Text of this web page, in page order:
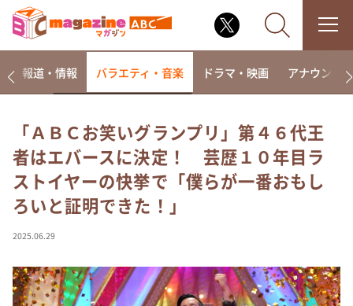
なるみ・岡村の過ぎるTV
相席食堂
これ余談なんですけど・・・
～人生密着トークバラエティ！～ やすとものいたっ
て真剣です
探偵！ナイトスクープ
news おかえり
報道・情報 バラエティ・音楽 ドラマ・映画 アナウンサー
「ＡＢＣお笑いグランプリ」第４６代王
者はエバースに決定！ 芸歴１０年目ラ
ストイヤーの快挙で「僕らが一番おもし
ろいと証明できた！」
2025.06.29